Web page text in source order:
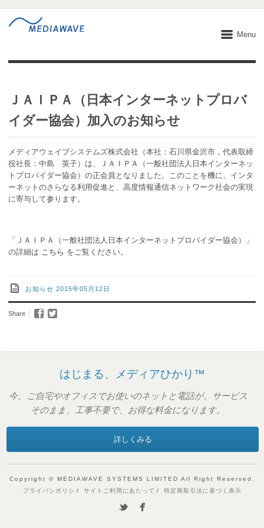
Menu
ＪＡＩＰＡ（日本インターネットプロバ
イダー協会）加入のお知らせ
メディアウェイブシステムズ株式会社（本社：石川県金沢市，代表取締
役社長：中島 英子）は、ＪＡＩＰＡ（一般社団法人日本インターネッ
トプロバイダー協会）の正会員となりました。このことを機に、インタ
ーネットのさらなる利用促進と、高度情報通信ネットワーク社会の実現
に寄与して参ります。
「ＪＡＩＰＡ（一般社団法人日本インターネットプロバイダー協会）」
の詳細は こちら をご覧ください。
お知らせ 2015年05月12日
Share
はじまる、メディアひかり™
今、ご自宅やオフィスでお使いのネットと電話が、サービス
そのまま、工事不要で、お得な料金になります。
詳しくみる
Copyright © MEDIAWAVE SYSTEMS LIMITED All Right Reserved.
プライバシポリシ
サイトご利用にあたって 特定商取引法に基づく表示